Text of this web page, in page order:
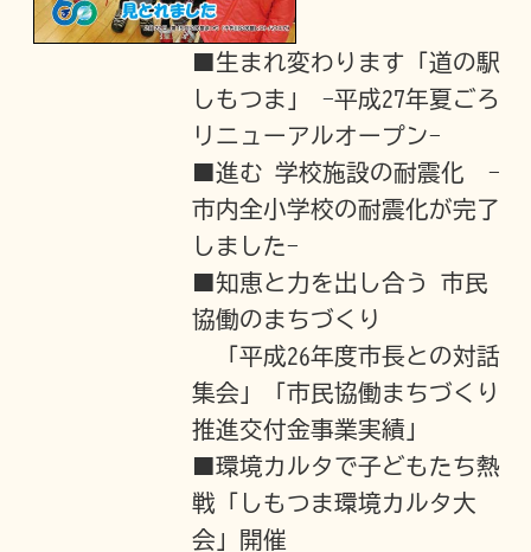
■生まれ変わります「道の駅
しもつま」 -平成27年夏ごろ
リニューアルオープン-
■進む 学校施設の耐震化 -
市内全小学校の耐震化が完了
しました-
■知恵と力を出し合う 市民
協働のまちづくり
「平成26年度市長との対話
集会」「市民協働まちづくり
推進交付金事業実績」
■環境カルタで子どもたち熱
戦「しもつま環境カルタ大
会」開催